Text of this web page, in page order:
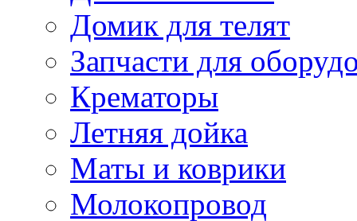
Домик для телят
Запчасти для
Крематоры
Летняя дойка
Маты и коврики
Молокопровод